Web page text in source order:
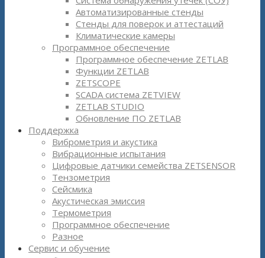
Автоматизированные стенды
Стенды для поверок и аттестаций
Климатические камеры
Программное обеспечение
Программное обеспечение ZETLAB
Функции ZETLAB
ZETSCOPE
SCADA система ZETVIEW
ZETLAB STUDIO
Обновление ПО ZETLAB
Поддержка
Виброметрия и акустика
Вибрационные испытания
Цифровые датчики семейства ZETSENSOR
Тензометрия
Сейсмика
Акустическая эмиссия
Термометрия
Программное обеспечение
Разное
Сервис и обучение